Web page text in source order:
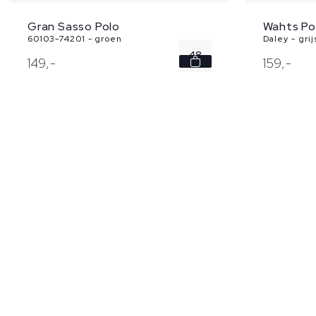
Gran Sasso Polo
60103-74201 - groen
149,- 48
Wahts
Daley -
159,-